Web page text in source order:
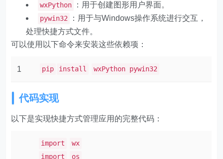
wxPython ：用于创建图形用户界面。
pywin32
：用于与Windows操作系统进行交互，
处理快捷方式文件。
可以使用以下命令来安装这些依赖项：
1 pip install wxPython pywin32
代码实现
以下是实现快捷方式管理应用的完整代码：
import
wx
import
os